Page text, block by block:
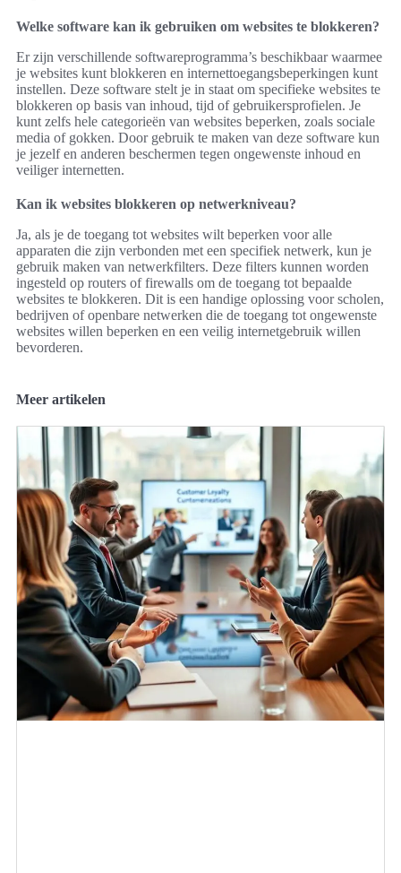
Welke software kan ik gebruiken om websites te blokkeren?
Er zijn verschillende softwareprogramma’s beschikbaar waarmee
je websites kunt blokkeren en internettoegangsbeperkingen kunt
instellen. Deze software stelt je in staat om specifieke websites te
blokkeren op basis van inhoud, tijd of gebruikersprofielen. Je
kunt zelfs hele categorieën van websites beperken, zoals sociale
media of gokken. Door gebruik te maken van deze software kun
je jezelf en anderen beschermen tegen ongewenste inhoud en
veiliger internetten.
Kan ik websites blokkeren op netwerkniveau?
Ja, als je de toegang tot websites wilt beperken voor alle
apparaten die zijn verbonden met een specifiek netwerk, kun je
gebruik maken van netwerkfilters. Deze filters kunnen worden
ingesteld op routers of firewalls om de toegang tot bepaalde
websites te blokkeren. Dit is een handige oplossing voor scholen,
bedrijven of openbare netwerken die de toegang tot ongewenste
websites willen beperken en een veilig internetgebruik willen
bevorderen.
Meer artikelen